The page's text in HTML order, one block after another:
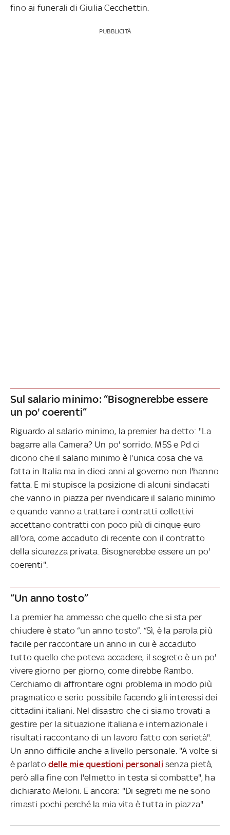
fino ai funerali di Giulia Cecchettin.
PUBBLICITÀ
Sul salario minimo: “Bisognerebbe essere
un po' coerenti”
Riguardo al salario minimo, la premier ha detto: "La
bagarre alla Camera? Un po' sorrido. M5S e Pd ci
dicono che il salario minimo è l'unica cosa che va
fatta in Italia ma in dieci anni al governo non l'hanno
fatta. E mi stupisce la posizione di alcuni sindacati
che vanno in piazza per rivendicare il salario minimo
e quando vanno a trattare i contratti collettivi
accettano contratti con poco più di cinque euro
all'ora, come accaduto di recente con il contratto
della sicurezza privata. Bisognerebbe essere un po'
coerenti".
“Un anno tosto”
La premier ha ammesso che quello che si sta per
chiudere è stato “un anno tosto”. “Sì, è la parola più
facile per raccontare un anno in cui è accaduto
tutto quello che poteva accadere, il segreto è un po'
vivere giorno per giorno, come direbbe Rambo.
Cerchiamo di affrontare ogni problema in modo più
pragmatico e serio possibile facendo gli interessi dei
cittadini italiani. Nel disastro che ci siamo trovati a
gestire per la situazione italiana e internazionale i
risultati raccontano di un lavoro fatto con serietà".
Un anno difficile anche a livello personale. "A volte si
è parlato delle mie questioni personali senza pietà,
però alla fine con l'elmetto in testa si combatte", ha
dichiarato Meloni. E ancora: "Di segreti me ne sono
rimasti pochi perché la mia vita è tutta in piazza".